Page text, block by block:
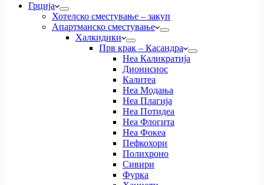
Грција
Хотелско сместување – закуп
Апартманско сместување
Халкидики
Прв крак – Касандра
Неа Каликратија
Дионисиос
Калитеа
Неа Модања
Неа Плагија
Неа Потидеа
Неа Флогита
Неа Фокеа
Пефкохори
Полихроно
Сивири
Фурка